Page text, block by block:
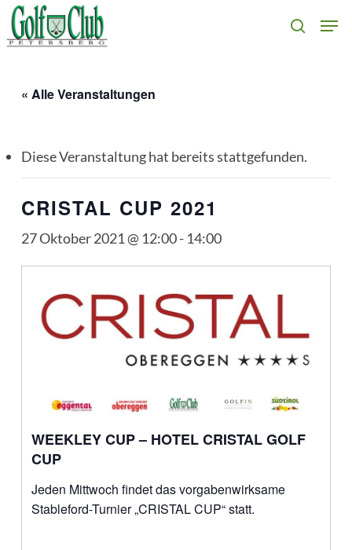
Skip
to
search
« Alle Veranstaltungen
Diese Veranstaltung hat bereits stattgefunden.
CRISTAL CUP 2021
27 Oktober 2021 @ 12:00- 14:00
WEEKLEY CUP – HOTEL CRISTAL GOLF
CUP
Jeden Mittwoch findet das vorgabenwirksame
Stableford-Turnier „CRISTAL CUP“ statt.